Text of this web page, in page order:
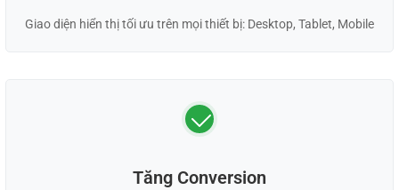
Giao diện hiển thị tối ưu trên mọi thiết bị: Desktop, Tablet, Mobile
Tăng Conversion